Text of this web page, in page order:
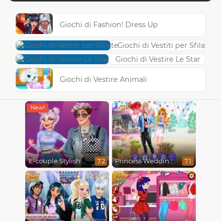
Giochi di Fashion! Dress Up
Giochi di Vestiti per Sfilate
Giochi di Vestire Le Star
Giochi di Vestire Animali
E-couple Stylish Transformation 7.2 Princess Wedding Drama 7.1